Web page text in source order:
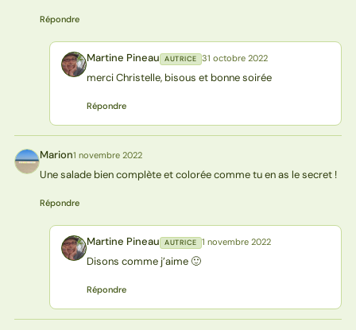
Répondre
MP Martine Pineau AUTRICE 31 octobre 2022
merci Christelle, bisous et bonne soirée
Répondre
M Marion1 novembre 2022
Une salade bien complète et colorée comme tu en as le secret !
Répondre
MP Martine Pineau AUTRICE 1 novembre 2022
Disons comme j’aime 🙂
Répondre